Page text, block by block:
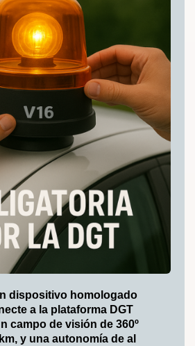
dispositivo homologado
a la plataforma DGT
campo de visión de 360º
y una autonomía de al